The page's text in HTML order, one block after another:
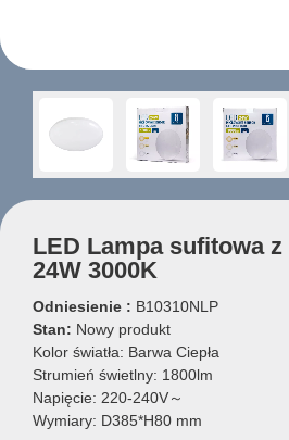
LED Lampa sufitowa
24W 3000K
Odniesienie : B10310NLP
Stan: Nowy produkt
Kolor światła: Barwa Ciepła
Strumień świetlny: 1800lm
Napięcie: 220-240V～
Wymiary: D385*H80 mm